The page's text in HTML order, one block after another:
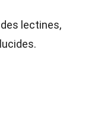
lectines,